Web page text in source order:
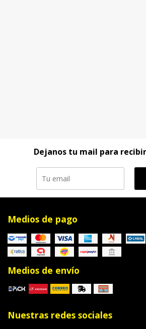
Dejanos tu mail para
Medios de pago
Medios de envío
Nuestras redes sociales